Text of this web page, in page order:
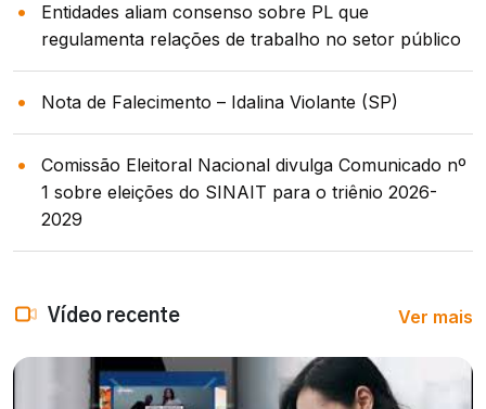
Entidades aliam consenso sobre PL que
regulamenta relações de trabalho no setor público
Nota de Falecimento – Idalina Violante (SP)
Comissão Eleitoral Nacional divulga Comunicado nº
1 sobre eleições do SINAIT para o triênio 2026-
2029
Vídeo recente Ver mais